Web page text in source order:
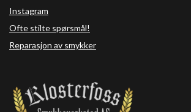
Instagram
Ofte stilte spørsmål!
Reparasjon av smykker